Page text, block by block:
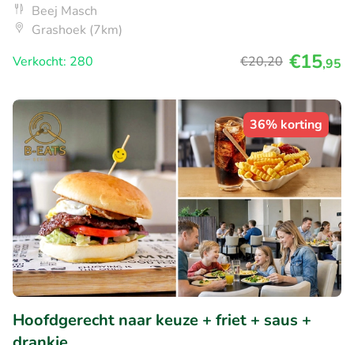
Beej Masch
Grashoek (7km)
Verkocht: 280
€20,20 €15,95
36% korting
Hoofdgerecht naar keuze + friet + saus +